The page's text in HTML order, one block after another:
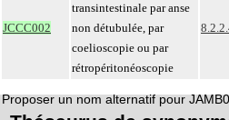
JCCC002
transintestinale par anse
non détubulée, par
coelioscopie ou par
rétropéritonéoscopie
Proposer un nom alternatif pour